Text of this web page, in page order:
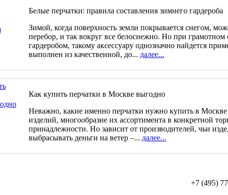
Белые перчатки: правила составления зимнего гардероба
Зимой, когда поверхность земли покрывается снегом,
перебор, и так вокруг все белоснежно. Но при грамотном
гардеробом, такому аксессуару однозначно найдется
выполнен из качественной, до... далее...
Как купить перчатки в Москве выгодно
Неважно, какие именно перчатки нужно купить в
изделий, многообразие их ассортимента в конкретной
принадлежности. Но зависит от производителей, чьи
выбрасывать деньги на ветер –... далее...
+7 (495)